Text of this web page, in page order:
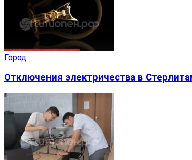
Город
Отключения электричества в